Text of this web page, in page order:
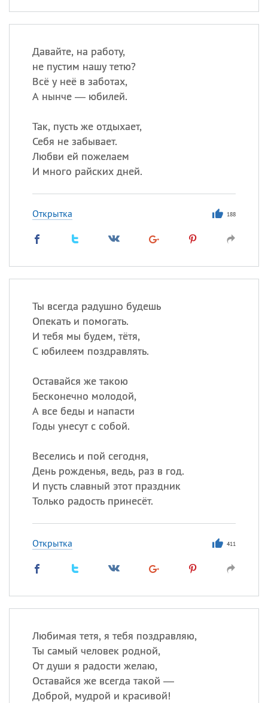
Давайте, на работу,
не пустим нашу тетю?
Всё у неё в заботах,
А нынче — юбилей.
Так, пусть же отдыхает,
Себя не забывает.
Любви ей пожелаем
И много райских дней.
Открытка 188
Ты всегда радушно будешь
Опекать и помогать.
И тебя мы будем, тётя,
С юбилеем поздравлять.
Оставайся же такою
Бесконечно молодой,
А все беды и напасти
Годы унесут с собой.
Веселись и пой сегодня,
День рожденья, ведь, раз в год.
И пусть славный этот праздник
Только радость принесёт.
Открытка 411
Любимая тетя, я тебя поздравляю,
Ты самый человек родной,
От души я радости желаю,
Оставайся же всегда такой —
Доброй, мудрой и красивой!